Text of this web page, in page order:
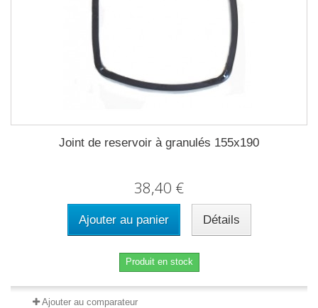
Joint de reservoir à granulés 155x190
38,40 €
Ajouter au panier Détails
Produit en stock
Ajouter au comparateur